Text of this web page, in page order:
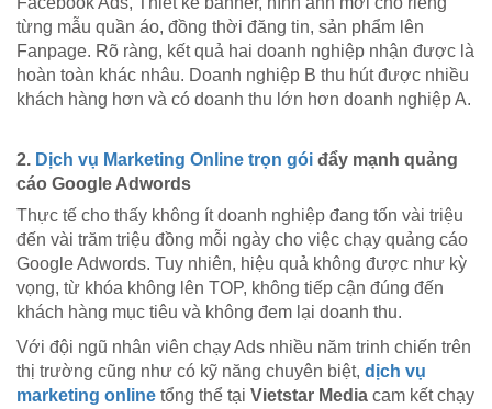
từng mẫu quần áo, đồng thời đăng tin, sản phẩm lên
Fanpage. Rõ ràng, kết quả hai doanh nghiệp nhận được là
hoàn toàn khác nhâu. Doanh nghiệp B thu hút được nhiều
khách hàng hơn và có doanh thu lớn hơn doanh nghiệp A.
2. Dịch vụ Marketing Online trọn gói đẩy mạnh quảng
cáo Google Adwords
Thực tế cho thấy không ít doanh nghiệp đang tốn vài triệu
đến vài trăm triệu đồng mỗi ngày cho việc chạy quảng cáo
Google Adwords. Tuy nhiên, hiệu quả không được như kỳ
vọng, từ khóa không lên TOP, không tiếp cận đúng đến
khách hàng mục tiêu và không đem lại doanh thu.
Với đội ngũ nhân viên chạy Ads nhiều năm trinh chiến trên
thị trường cũng như có kỹ năng chuyên biệt, dịch vụ
marketing online tổng thể tại Vietstar Media cam kết chạy